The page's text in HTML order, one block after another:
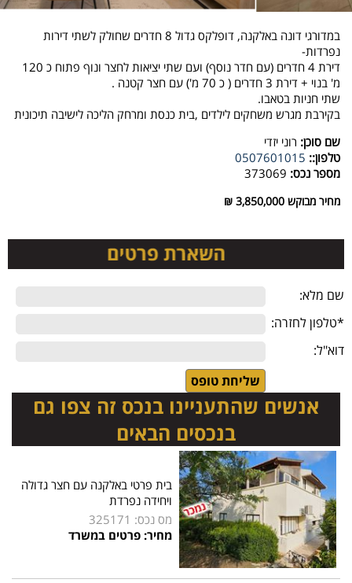
במדורגי דונה באלקנה, דופלקס גדול 8 חדרים שחולק לשתי דירות
נפרדות-
דירת 4 חדרים (עם חדר נוסף) ועם שתי יציאות לחצר ונוף פתוח כ 120
מ' בנוי + דירת 3 חדרים ( כ 70 מ') עם חצר קטנה .
שתי חניות בטאבו.
בקירבת מגרש משחקים לילדים ,בית כנסת ומרחק הליכה לישיבה תיכונית
שם סוכן: רוני יזדי
טלפון:: 0507601015
מספר נכס: 373069
מחיר מבוקש 3,850,000 ₪
שם מלא:
*טלפון לחזרה:
דוא"ל:
אנשים שהתעניינו בנכס זה צפו גם
בנכסים הבאים
בית פרטי באלקנה עם חצר גדולה
ויחידה נפרדת
מס נכס: 325171
מחיר: פרטים במשרד